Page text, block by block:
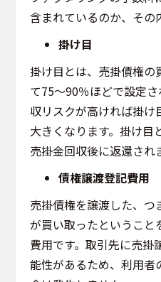
含まれているのか、その
掛け目
掛け目とは、売掛債権の
て75〜90％ほどで設定
収リスクが高ければ掛
大きくなります。掛け目
売掛金回収後に返還され
債権譲渡登記費用
売掛債権を譲渡した、つ
が買い取ったということ
費用です。取引先に売掛
能性があるため、利用者